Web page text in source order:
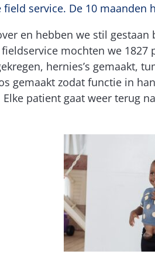
service. De 10 maanden
en hebben we stil
mochten we
hernies’s gemaakt,
gemaakt zodat functie in
patient gaat weer terug